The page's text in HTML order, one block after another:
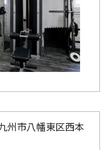
州市八幡東区西本